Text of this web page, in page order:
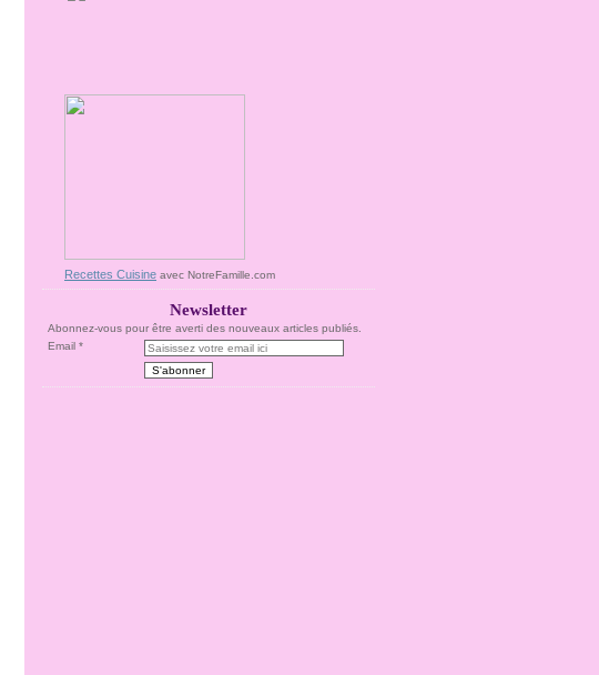
Recettes Cuisine avec NotreFamille.com
Newsletter
Abonnez-vous pour être averti des nouveaux articles publiés.
Email